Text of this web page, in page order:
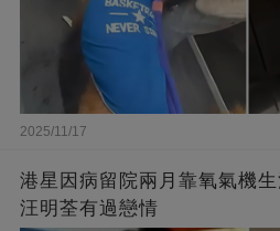
2025/11/17
港星因病留院兩月靠氧氣機
汪明荃有過戀情